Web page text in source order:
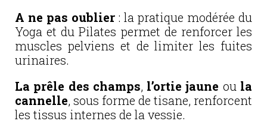
A ne pas oublier : la pratique modérée du
Yoga et du Pilates permet de renforcer les
muscles pelviens et de limiter les fuites
urinaires.
La prêle des champs, l’ortie jaune ou la
cannelle, sous forme de tisane, renforcent
les tissus internes de la vessie.